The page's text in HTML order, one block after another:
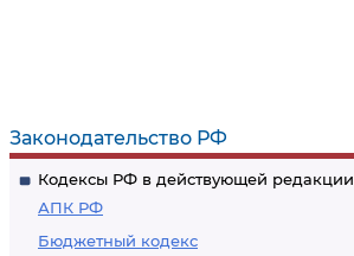
Законодательство РФ
Кодексы РФ в действующей редакции
АПК РФ
Бюджетный кодекс